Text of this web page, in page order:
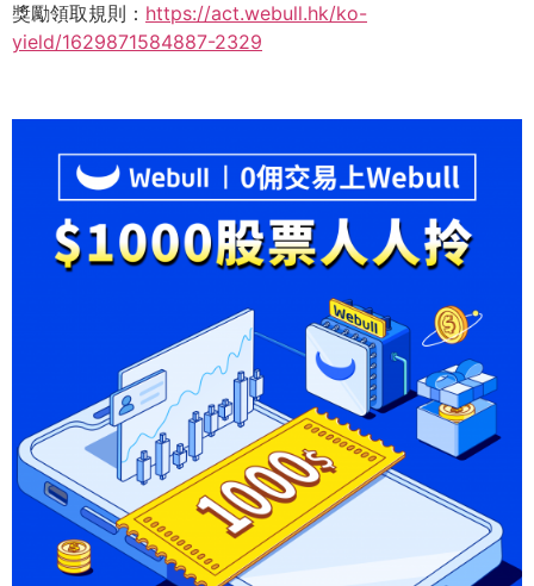
獎勵領取規則： https://act.webull.hk/ko-
yield/1629871584887-2329